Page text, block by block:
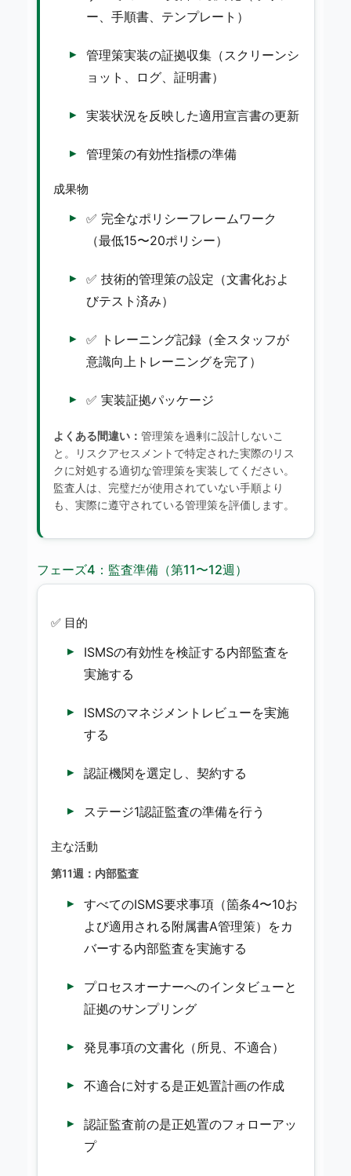
ー、手順書、テンプレート）
管理策実装の証拠収集（スクリーンシ
ョット、ログ、証明書）
実装状況を反映した適用宣言書の更新
管理策の有効性指標の準備
成果物
✅ 完全なポリシーフレームワーク
（最低15〜20ポリシー）
✅ 技術的管理策の設定（文書化およ
びテスト済み）
✅ トレーニング記録（全スタッフが
意識向上トレーニングを完了）
✅ 実装証拠パッケージ
よくある間違い： 管理策を過剰に設計しないこ
と。リスクアセスメントで特定された実際のリス
クに対処する適切な管理策を実装してください。
監査人は、完璧だが使用されていない手順より
も、実際に遵守されている管理策を評価します。
フェーズ4：監査準備（第11〜12週）
✅ 目的
ISMSの有効性を検証する内部監査を
実施する
ISMSのマネジメントレビューを実施
する
認証機関を選定し、契約する
ステージ1認証監査の準備を行う
主な活動
第11週：内部監査
すべてのISMS要求事項（箇条4〜10お
よび適用される附属書A管理策）をカ
バーする内部監査を実施する
プロセスオーナーへのインタビューと
証拠のサンプリング
発見事項の文書化（所見、不適合）
不適合に対する是正処置計画の作成
認証監査前の是正処置のフォローアッ
プ